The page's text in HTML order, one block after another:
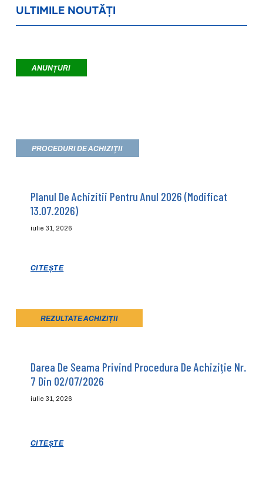
ULTIMILE NOUTĂȚI
ANUNȚURI
PROCEDURI DE ACHIZIȚII
Planul De Achizitii Pentru Anul 2026 (modificat
13.07.2026)
iulie 31, 2026
CITEȘTE
REZULTATE ACHIZIȚII
Darea De Seama Privind Procedura De Achiziție Nr.
7 Din 02/07/2026
iulie 31, 2026
CITEȘTE